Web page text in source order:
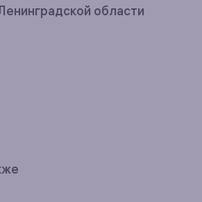
области